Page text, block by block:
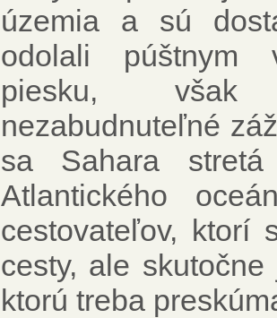
územia a sú
odolali púštnym
piesku, však
nezabudnuteľné
sa Sahara
Atlantického
cestovateľov, ktorí
cesty, ale
ktorú treba